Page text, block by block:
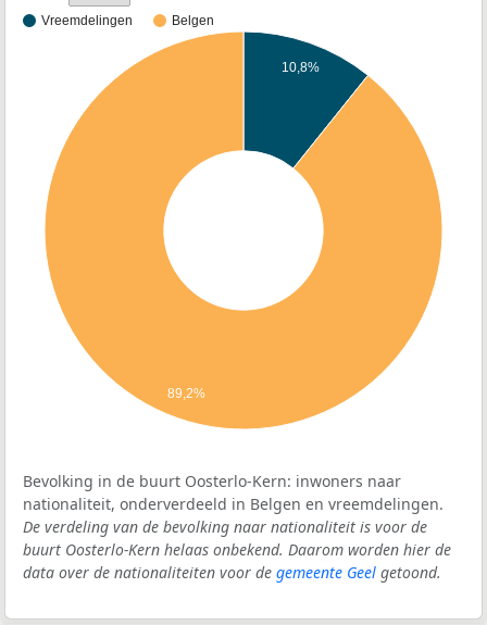
Vreemdelingen Belgen
10,8%
89,2%
Bevolking in de buurt Oosterlo-Kern: inwoners naar
nationaliteit, onderverdeeld in Belgen en vreemdelingen.
De verdeling van de bevolking naar nationaliteit is voor de
buurt Oosterlo-Kern helaas onbekend. Daarom worden hier de
data over de nationaliteiten voor de gemeente Geel getoond.